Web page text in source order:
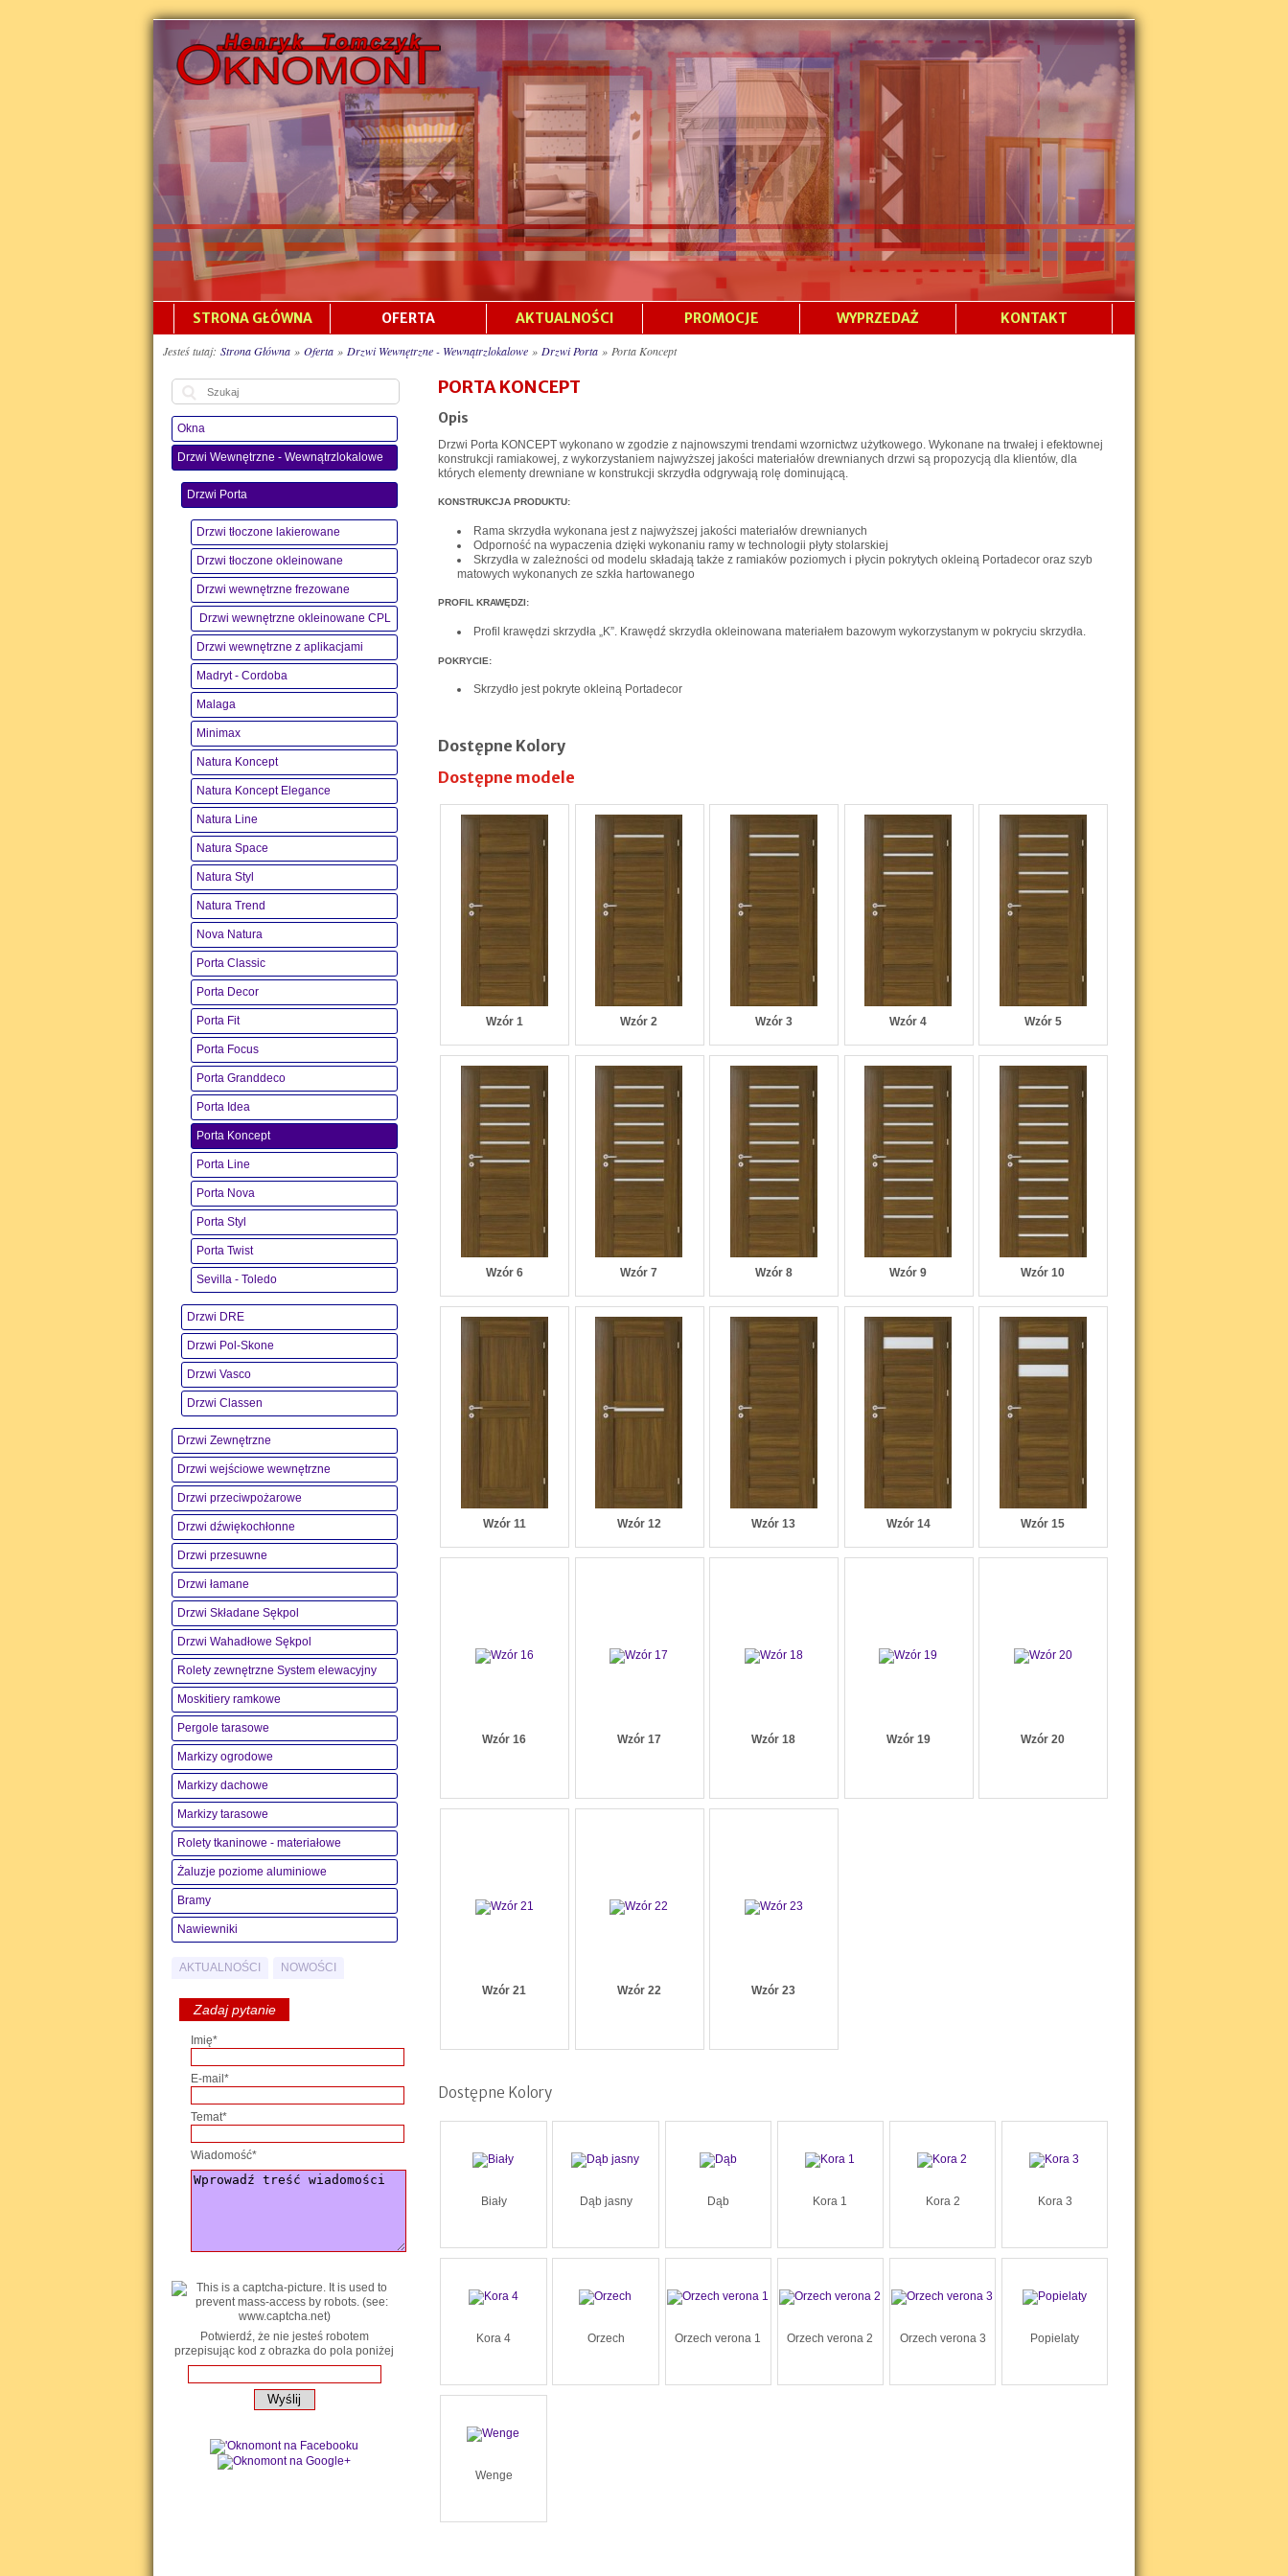
Skip
navigation
Skip
to
content
STRONA GŁÓWNA OFERTA AKTUALNOŚCI PROMOCJE WYPRZEDAŻ KONTAKT
Jesteś tutaj: Strona Główna » Oferta » Drzwi Wewnętrzne - Wewnątrzlokalowe » Drzwi Porta » Porta Koncept
PORTA KONCEPT
Opis
Drzwi Porta KONCEPT wykonano w zgodzie z najnowszymi trendami wzornictwz użytkowego. Wykonane na trwałej i efektownej
konstrukcji ramiakowej, z wykorzystaniem najwyższej jakości materiałów drewnianych drzwi są propozycją dla klientów, dla
których elementy drewniane w konstrukcji skrzydła odgrywają rolę dominującą.
KONSTRUKCJA PRODUKTU:
Rama skrzydła wykonana jest z najwyższej jakości materiałów drewnianych
Odporność na wypaczenia dzięki wykonaniu ramy w technologii płyty stolarskiej
Skrzydła w zależności od modelu składają także z ramiaków poziomych i płycin pokrytych okleiną Portadecor oraz szyb
matowych wykonanych ze szkła hartowanego
PROFIL KRAWĘDZI:
Profil krawędzi skrzydła „K”. Krawędź skrzydła okleinowana materiałem bazowym wykorzystanym w pokryciu skrzydła.
POKRYCIE:
Skrzydło jest pokryte okleiną Portadecor
Dostępne Kolory
Dostępne modele
Wzór 1 Wzór 2 Wzór 3 Wzór 4 Wzór 5
Wzór 6 Wzór 7 Wzór 8 Wzór 9 Wzór 10
Wzór 11 Wzór 12 Wzór 13 Wzór 14 Wzór 15
Wzór 16 Wzór 17 Wzór 18 Wzór 19 Wzór 20
Wzór 21 Wzór 22 Wzór 23
Dostępne Kolory
Biały Dąb jasny Dąb Kora 1 Kora 2 Kora 3
Kora 4 Orzech Orzech verona 1 Orzech verona 2 Orzech verona 3 Popielaty
Wenge
Okna
Drzwi Wewnętrzne - Wewnątrzlokalowe
Drzwi Porta
Drzwi tłoczone lakierowane
Drzwi tłoczone okleinowane
Drzwi wewnętrzne frezowane
Drzwi wewnętrzne okleinowane CPL
Drzwi wewnętrzne z aplikacjami
Madryt - Cordoba
Malaga
Minimax
Natura Koncept
Natura Koncept Elegance
Natura Line
Natura Space
Natura Styl
Natura Trend
Nova Natura
Porta Classic
Porta Decor
Porta Fit
Porta Focus
Porta Granddeco
Porta Idea
Porta Koncept
Porta Line
Porta Nova
Porta Styl
Porta Twist
Sevilla - Toledo
Drzwi DRE
Drzwi Pol-Skone
Drzwi Vasco
Drzwi Classen
Drzwi Zewnętrzne
Drzwi wejściowe wewnętrzne
Drzwi przeciwpożarowe
Drzwi dźwiękochłonne
Drzwi przesuwne
Drzwi łamane
Drzwi Składane Sękpol
Drzwi Wahadłowe Sękpol
Rolety zewnętrzne System elewacyjny
Moskitiery ramkowe
Pergole tarasowe
Markizy ogrodowe
Markizy dachowe
Markizy tarasowe
Rolety tkaninowe - materiałowe
Żaluzje poziome aluminiowe
Bramy
Nawiewniki
AKTUALNOŚCI NOWOŚCI
Zadaj pytanie
Imię*
E-mail*
Temat*
Wiadomość*
Potwierdź, że nie jesteś robotem
przepisując kod z obrazka do pola poniżej